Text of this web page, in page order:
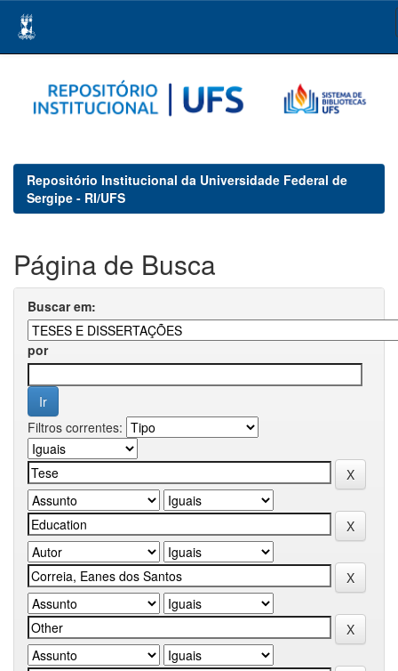
navigation
Repositório Institucional da Universidade Federal de
Sergipe - RI/UFS
Página de Busca
Buscar em:
por
Filtros correntes: